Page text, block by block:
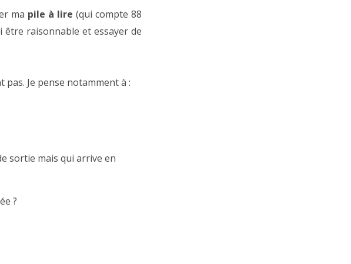
ma pile à lire (qui compte 88
être raisonnable et essayer de
Je pense notamment à :
sortie mais qui arrive en
?